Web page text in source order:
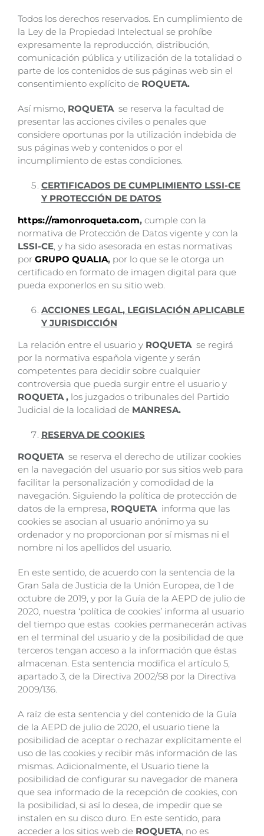
Todos los derechos reservados. En cumplimiento de
la Ley de la Propiedad Intelectual se prohíbe
expresamente la reproducción, distribución,
comunicación pública y utilización de la totalidad o
parte de los contenidos de sus páginas web sin el
consentimiento explícito de ROQUETA.
Así mismo, ROQUETA se reserva la facultad de
presentar las acciones civiles o penales que
considere oportunas por la utilización indebida de
sus páginas web y contenidos o por el
incumplimiento de estas condiciones.
CERTIFICADOS DE CUMPLIMIENTO LSSI-CE
Y PROTECCIÓN DE DATOS
https://ramonroqueta.com, cumple con la
normativa de Protección de Datos vigente y con la
LSSI-CE, y ha sido asesorada en estas normativas
por GRUPO QUALIA, por lo que se le otorga un
certificado en formato de imagen digital para que
pueda exponerlos en su sitio web.
ACCIONES LEGAL, LEGISLACIÓN APLICABLE
Y JURISDICCIÓN
La relación entre el usuario y ROQUETA se regirá
por la normativa española vigente y serán
competentes para decidir sobre cualquier
controversia que pueda surgir entre el usuario y
ROQUETA , los juzgados o tribunales del Partido
Judicial de la localidad de MANRESA.
RESERVA DE COOKIES
ROQUETA se reserva el derecho de utilizar cookies
en la navegación del usuario por sus sitios web para
facilitar la personalización y comodidad de la
navegación. Siguiendo la política de protección de
datos de la empresa, ROQUETA informa que las
cookies se asocian al usuario anónimo ya su
ordenador y no proporcionan por sí mismas ni el
nombre ni los apellidos del usuario.
En este sentido, de acuerdo con la sentencia de la
Gran Sala de Justicia de la Unión Europea, de 1 de
octubre de 2019, y por la Guía de la AEPD de julio de
2020, nuestra ‘política de cookies’ informa al usuario
del tiempo que estas cookies permanecerán activas
en el terminal del usuario y de la posibilidad de que
terceros tengan acceso a la información que éstas
almacenan. Esta sentencia modifica el artículo 5,
apartado 3, de la Directiva 2002/58 por la Directiva
2009/136.
A raíz de esta sentencia y del contenido de la Guía
de la AEPD de julio de 2020, el usuario tiene la
posibilidad de aceptar o rechazar explícitamente el
uso de las cookies y recibir más información de las
mismas. Adicionalmente, el Usuario tiene la
posibilidad de configurar su navegador de manera
que sea informado de la recepción de cookies, con
la posibilidad, si así lo desea, de impedir que se
instalen en su disco duro. En este sentido, para
acceder a los sitios web de ROQUETA, no es